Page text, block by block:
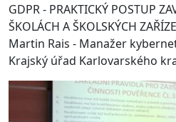
GDPR - PRAKTICKÝ POSTUP
ŠKOLÁCH A ŠKOLSKÝCH
Martin Rais - Manažer
Krajský úřad Karlovarského